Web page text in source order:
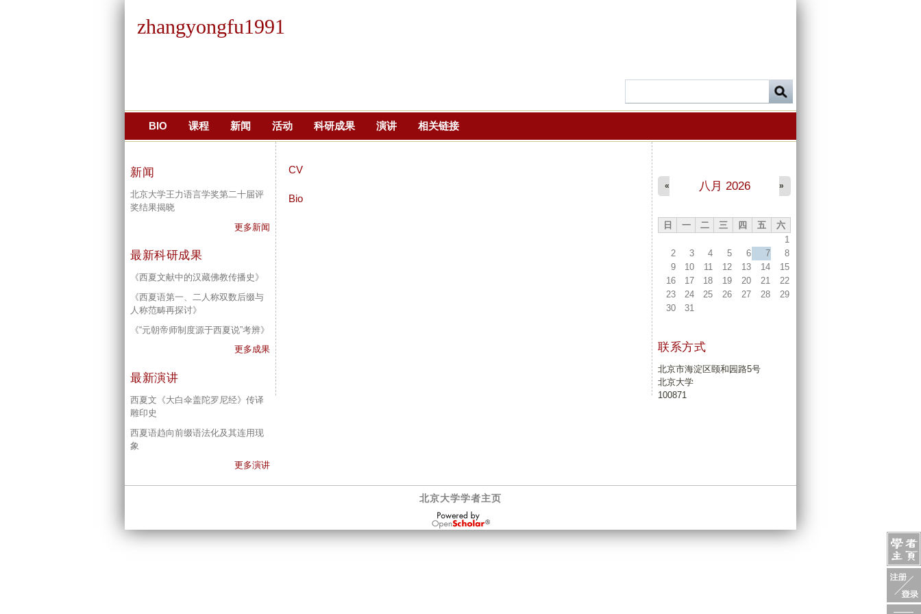
主
zhangyongfu1991
BIO 课程 新闻 活动 科研成果 演讲 相关链接
CV
Bio
新闻
北京大学王力语言学奖第二十届评
奖结果揭晓
更多新闻
最新科研成果
《西夏文献中的汉藏佛教传播史》
《西夏语第一、二人称双数后缀与
人称范畴再探讨》
《“元朝帝师制度源于西夏说”考辨》
更多成果
最新演讲
西夏文《大白伞盖陀罗尼经》传译
雕印史
西夏语趋向前缀语法化及其连用现
象
更多演讲
八月 2026
« »
日 一 二 三 四 五
六
1
2
3 4 5 6 7
8
9
10 11 12 13 14
15
16
17 18 19 20 21
22
23
24 25 26 27 28
29
30
31
联系方式
北京市海淀区颐和园路5号
北京大学
100871
北京大学学者主页
OpenScholar